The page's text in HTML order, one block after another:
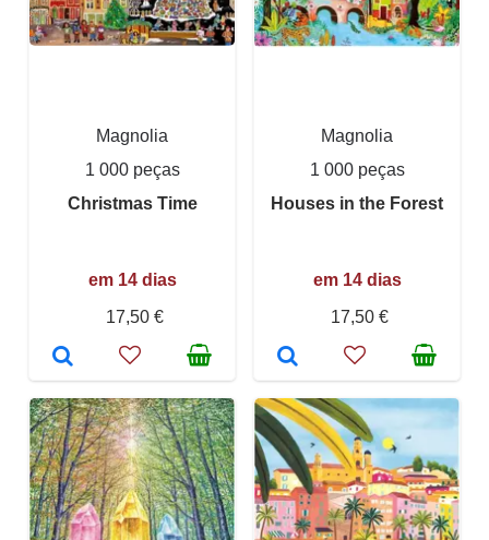
Magnolia
1 000 peças
Christmas Time
em 14 dias
17,50 €
Magnolia
1 000 peças
Houses in the Forest
em 14 dias
17,50 €